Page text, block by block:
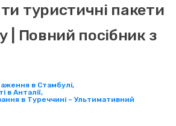
туристичні пакети
| Повний посібник з
в Стамбулі,
в Анталії,
в Туреччині – Ультимативний